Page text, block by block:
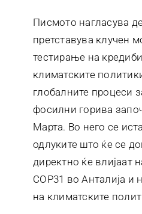
Писмото нагласува
претставува клучен
тестирање на
климатските
глобалните процеси
фосилни горива
Марта. Во него се
одлуките што ќе се
директно ќе влијаат
COP31 во Анталија и
на климатските